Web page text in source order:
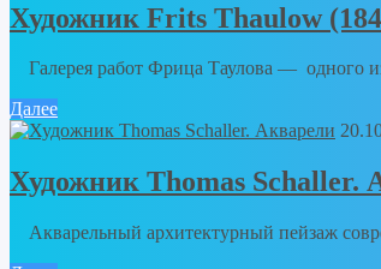
Художник Frits Thaulow
Галерея работ Фрица Таулова — одного
Далее
Художник Thomas Schaller.
Акварельный архитектурный пейзаж